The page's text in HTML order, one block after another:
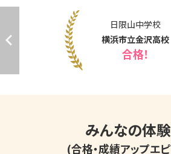
上永谷中学校
舞岡高校
合格！
みんなの体
(合格・成績アップエ